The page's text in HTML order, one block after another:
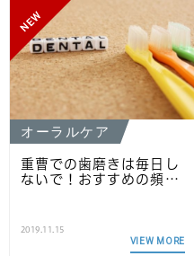
NEW
オーラルケア
重曹での歯磨きは毎日し
ないで！おすすめの頻…
2019.11.15
VIEW MORE